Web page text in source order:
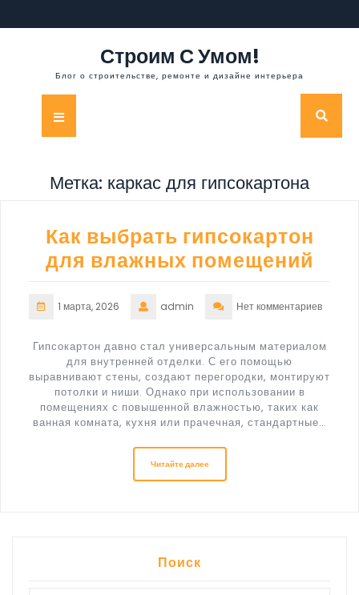
к
Строим С Умом!
Блог о строительстве, ремонте и дизайне интерьера
Кнопка
Метка: каркас для гипсокартона
Как выбрать гипсокартон
для влажных помещений
1 марта, 2026 admin Нет комментариев
Гипсокартон давно стал универсальным материалом
для внутренней отделки. С его помощью
выравнивают стены, создают перегородки, монтируют
потолки и ниши. Однако при использовании в
помещениях с повышенной влажностью, таких как
ванная комната, кухня или прачечная, стандартные…
Читайте далее
Поиск